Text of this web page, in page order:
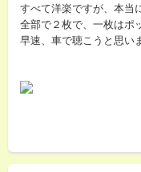
すべて洋楽ですが、本当
全部で２枚で、一枚はポ
早速、車で聴こうと思い